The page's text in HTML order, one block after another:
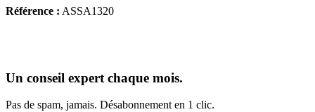
Référence : ASSA1320
Un conseil expert chaque mois.
Pas de spam, jamais. Désabonnement en 1 clic.